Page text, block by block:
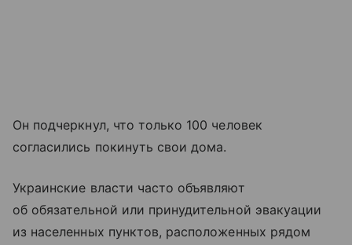
Он подчеркнул, что только 100 человек
согласились покинуть свои дома.
Украинские власти часто объявляют
об обязательной или принудительной эвакуации
из населенных пунктов, расположенных рядом